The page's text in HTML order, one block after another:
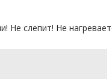
Не слепит! Не